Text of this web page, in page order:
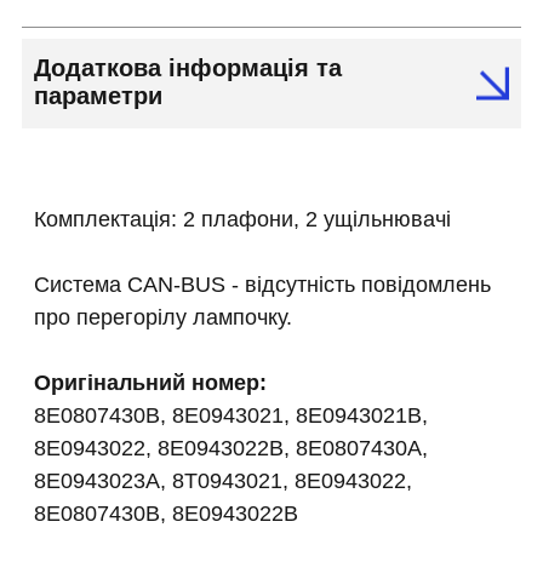
Додаткова інформація та
параметри
Комплектація: 2 плафони, 2 ущільнювачі
Система CAN-BUS - відсутність повідомлень
про перегорілу лампочку.
Оригінальний номер:
8E0807430B, 8E0943021, 8E0943021B,
8E0943022, 8E0943022B, 8E0807430A,
8E0943023A, 8T0943021, 8E0943022,
8E0807430B, 8E0943022B